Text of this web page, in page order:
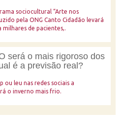
sociocultural “Arte nos
pela ONG Canto Cidadão levará
de pacientes,.
será o mais rigoroso dos
é a previsão real?
ou leu nas redes sociais a
o inverno mais frio.